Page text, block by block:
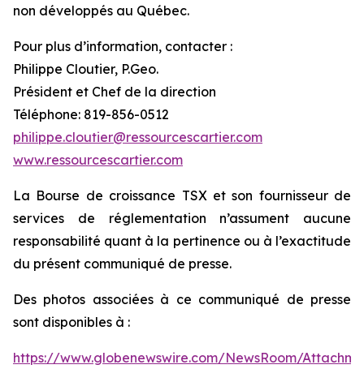
non développés au Québec.
Pour plus d’information, contacter :
Philippe Cloutier, P.Geo.
Président et Chef de la direction
Téléphone: 819-856-0512
philippe.cloutier@ressourcescartier.com
www.ressourcescartier.com
La Bourse de croissance TSX et son fournisseur de
services de réglementation n’assument aucune
responsabilité quant à la pertinence ou à l’exactitude
du présent communiqué de presse.
Des photos associées à ce communiqué de presse
sont disponibles à :
https://www.globenewswire.com/NewsRoom/